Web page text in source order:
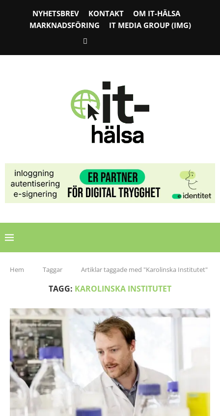
NYHETSBREV KONTAKT
OM IT-HÄLSA
MARKNADSFÖRING
IT MEDIA GROUP (IMG)
Hem Taggar Artiklar taggade med "Karolinska Institutet"
TAGG: KAROLINSKA INSTITUTET